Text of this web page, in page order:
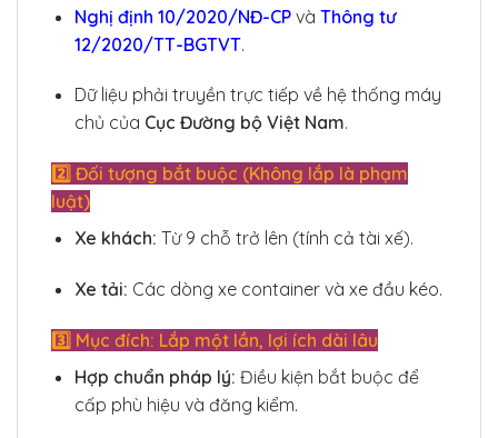
Nghị định 10/2020/NĐ-CPvà Thông tư
12/2020/TT-BGTVT.
Dữ liệu phải truyền trực tiếp về hệ thống máy
chủ của Cục Đường bộ Việt Nam.
2️⃣ Đối tượng bắt buộc (Không lắp là phạm
luật)
Xe khách: Từ 9 chỗ trở lên (tính cả tài xế).
Xe tải: Các dòng xe container và xe đầu kéo.
3️⃣ Mục đích: Lắp một lần, lợi ích dài lâu
Hợp chuẩn pháp lý: Điều kiện bắt buộc để
cấp phù hiệu và đăng kiểm.